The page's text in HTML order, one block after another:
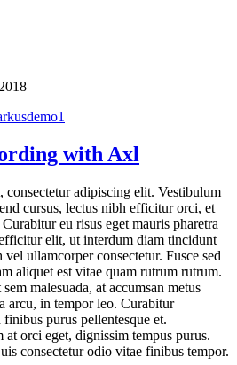
with Axl
consectetur adipiscing elit. Vestibulum
cursus, lectus nibh efficitur orci, et
eu risus eget mauris pharetra
elit, ut interdum diam tincidunt
ullamcorper consectetur. Fusce sed
aliquet est vitae quam rutrum rutrum.
malesuada, at accumsan metus
arcu, in tempor leo. Curabitur
purus pellentesque et.
at orci eget, dignissim tempus purus.
consectetur odio vitae finibus tempor.